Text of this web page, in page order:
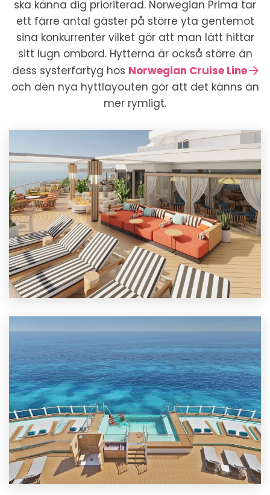
ska känna dig prioriterad. Norwegian Prima tar
ett färre antal gäster på större yta gentemot
sina konkurrenter vilket gör att man lätt hittar
sitt lugn ombord. Hytterna är också större än
dess systerfartyg hos Norwegian Cruise Line
och den nya hyttlayouten gör att det känns än
mer rymligt.